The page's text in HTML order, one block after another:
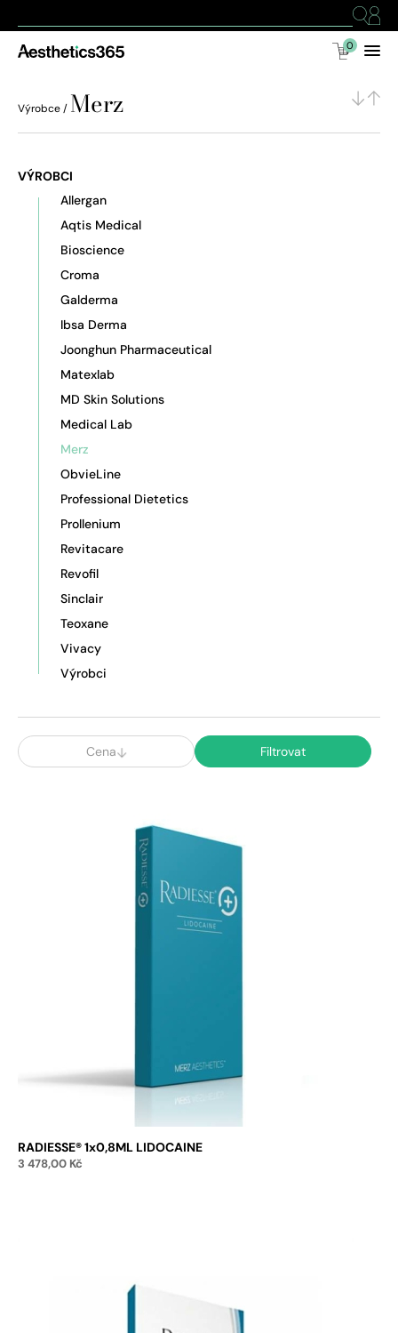
0
Výrobce /Merz
VÝROBCI
Allergan
Aqtis Medical
Bioscience
Croma
Galderma
Ibsa Derma
Joonghun Pharmaceutical
Matexlab
MD Skin Solutions
Medical Lab
Merz
ObvieLine
Professional Dietetics
Prollenium
Revitacare
Revofil
Sinclair
Teoxane
Vivacy
Výrobci
Cena Filtrovat
RADIESSE® 1x0,8ML LIDOCAINE
3 478,00 Kč